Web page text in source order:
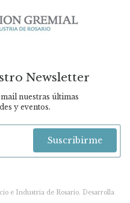
Newsletter
nuestras últimas
y eventos.
Suscribirme
e Industria de Rosario. Desarrolla